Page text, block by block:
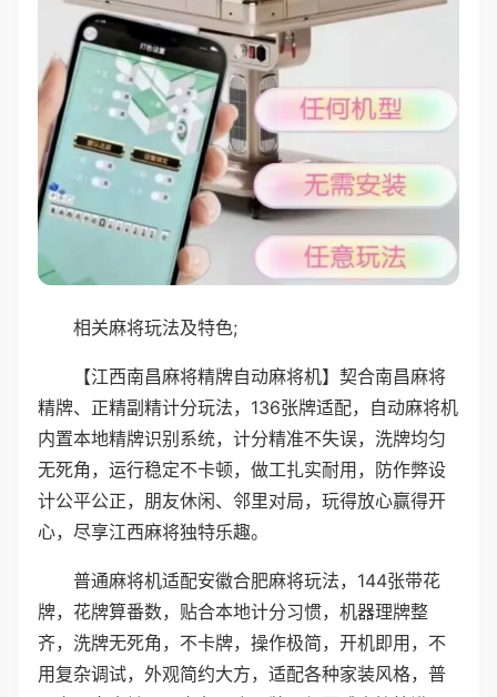
相关麻将玩法及特色;
【江西南昌麻将精牌自动麻将机】契合南昌麻将
精牌、正精副精计分玩法，136张牌适配，自动麻将机
内置本地精牌识别系统，计分精准不失误，洗牌均匀
无死角，运行稳定不卡顿，做工扎实耐用，防作弊设
计公平公正，朋友休闲、邻里对局，玩得放心赢得开
心，尽享江西麻将独特乐趣。
普通麻将机适配安徽合肥麻将玩法，144张带花
牌，花牌算番数，贴合本地计分习惯，机器理牌整
齐，洗牌无死角，不卡牌，操作极简，开机即用，不
用复杂调试，外观简约大方，适配各种家装风格，普